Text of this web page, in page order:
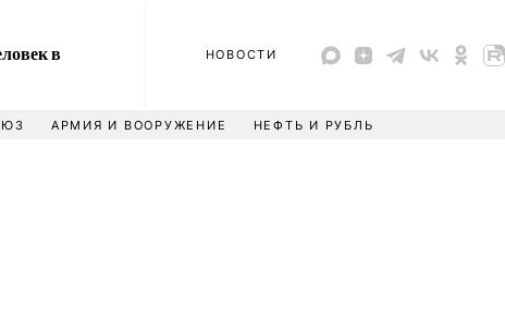
в
НОВОСТИ
АРМИЯ И ВООРУЖЕНИЕ НЕФТЬ И РУБЛЬ